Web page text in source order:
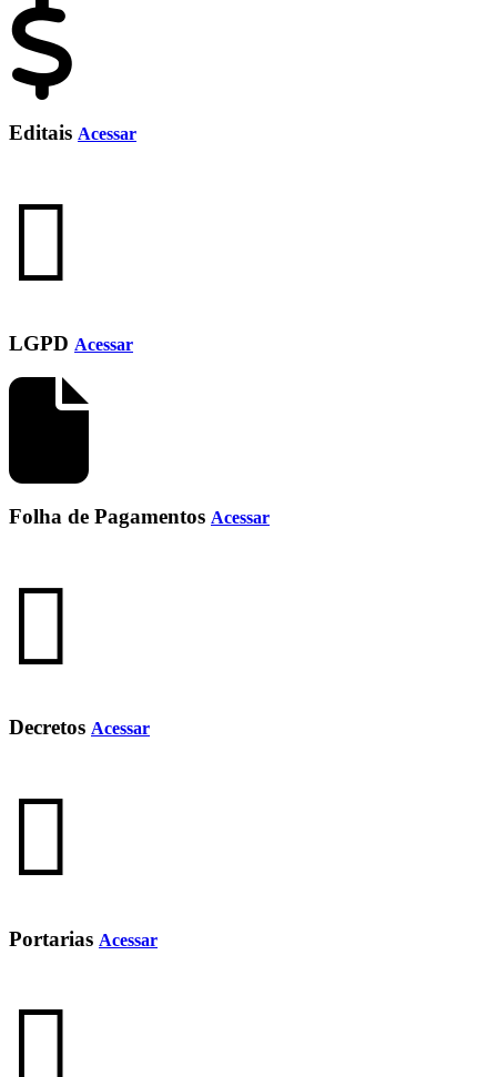
Editais Acessar
LGPD Acessar
Folha de Pagamentos Acessar
Decretos Acessar
Portarias Acessar